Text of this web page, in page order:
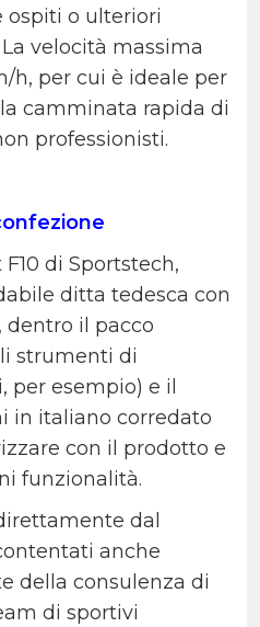
ospiti o ulteriori
velocità massima
h, per cui è ideale per
camminata rapida di
professionisti.
di Sportstech,
ditta tedesca con
dentro il pacco
strumenti di
per esempio) e il
in italiano corredato
con il prodotto e
funzionalità.
dal
anche
della consulenza di
di sportivi